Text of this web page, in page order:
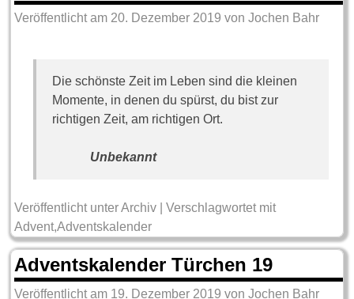
Veröffentlicht am 20. Dezember 2019 vonJochen Bahr
Die schönste Zeit im Leben sind die kleinen
Momente, in denen du spürst, du bist zur
richtigen Zeit, am richtigen Ort.
Unbekannt
Veröffentlicht unter Archiv |Verschlagwortet mit
Advent,Adventskalender
Adventskalender Türchen 19
Veröffentlicht am 19. Dezember 2019 vonJochen Bahr